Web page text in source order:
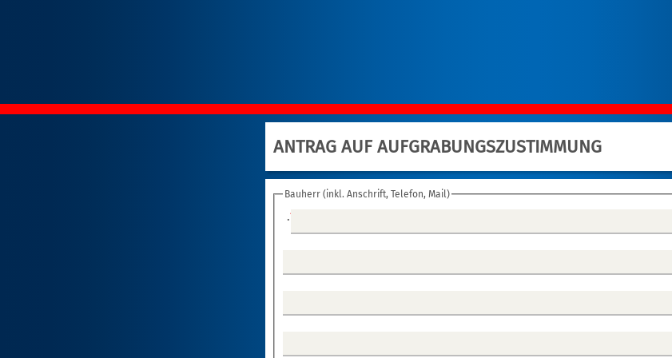
ANTRAG AUF AUFGRABUNGSZUSTIMMUNG
Bauherr (inkl. Anschrift, Telefon, Mail)
.*